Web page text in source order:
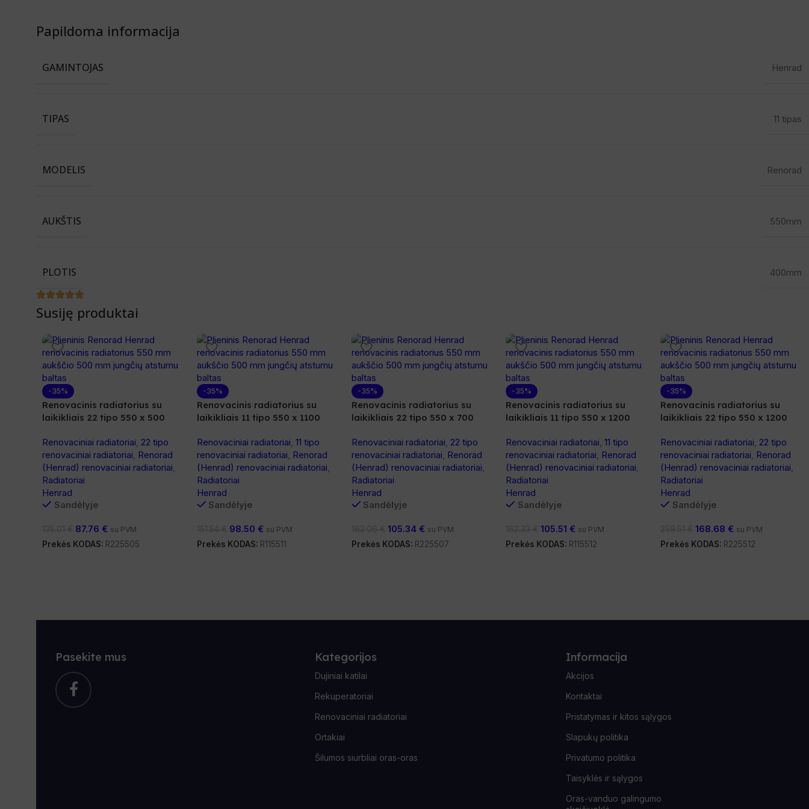
Papildoma informacija
GAMINTOJAS Henrad
TIPAS 11 tipas
MODELIS Renorad
AUKŠTIS 550mm
PLOTIS 400mm
Susiję produktai
-35%
Renovacinis radiatorius su
laikikliais 22 tipo 550 x 500
Renovaciniai radiatoriai, 22 tipo
renovaciniai radiatoriai, Renorad
(Henrad) renovaciniai radiatoriai,
Radiatoriai
Henrad
Sandėlyje
87.76 € su PVM
Prekės KODAS: R225505
-35%
Renovacinis radiatorius su
laikikliais 11 tipo 550 x 1100
Renovaciniai radiatoriai, 11 tipo
renovaciniai radiatoriai, Renorad
(Henrad) renovaciniai radiatoriai,
Radiatoriai
Henrad
Sandėlyje
98.50 € su PVM
Prekės KODAS: R115511
-35%
Renovacinis radiatorius su
laikikliais 22 tipo 550 x 700
Renovaciniai radiatoriai, 22 tipo
renovaciniai radiatoriai, Renorad
(Henrad) renovaciniai radiatoriai,
Radiatoriai
Henrad
Sandėlyje
105.34 € su PVM
Prekės KODAS: R225507
-35%
Renovacinis radiatorius su
laikikliais 11 tipo 550 x 1200
Renovaciniai radiatoriai, 11 tipo
renovaciniai radiatoriai, Renorad
(Henrad) renovaciniai radiatoriai,
Radiatoriai
Henrad
Sandėlyje
105.51 € su PVM
Prekės KODAS: R115512
-35%
Renovacinis radiatorius su
laikikliais 22 tipo 550 x 1200
Renovaciniai radiatoriai, 22 tipo
renovaciniai radiatoriai, Renorad
(Henrad) renovaciniai radiatoriai,
Radiatoriai
Henrad
Sandėlyje
168.68 € su PVM
Prekės KODAS: R225512
Pasekite mus Kategorijos
Dujiniai katilai
Rekuperatoriai
Renovaciniai radiatoriai
Ortakiai
Šilumos siurbliai oras-oras
Informacija
Akcijos
Kontaktai
Pristatymas ir kitos sąlygos
Slapukų politika
Privatumo politika
Taisyklės ir sąlygos
Oras-vanduo galingumo